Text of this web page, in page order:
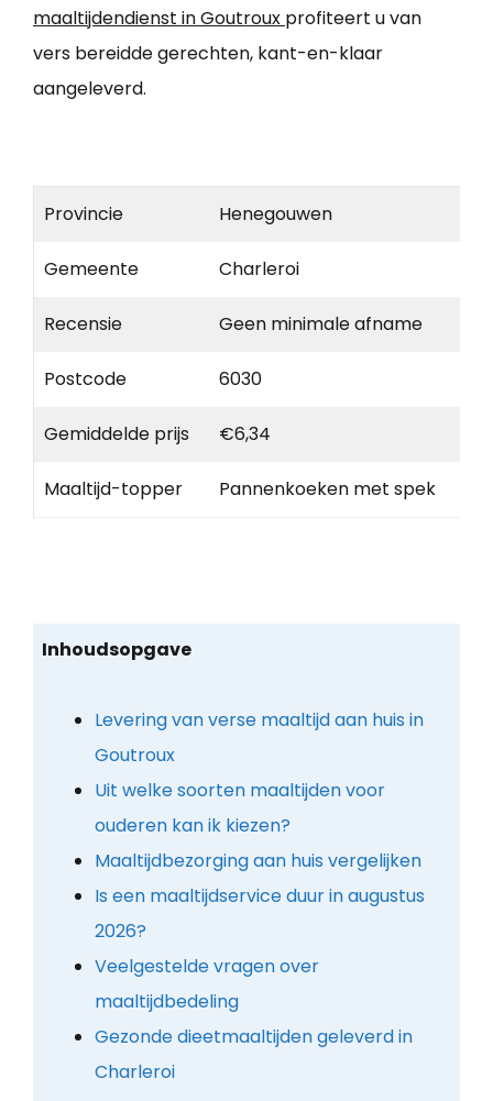
maaltijdendienst in Goutroux profiteert u van
vers bereidde gerechten, kant-en-klaar
aangeleverd.
Provincie Henegouwen
Gemeente Charleroi
Recensie Geen minimale afname
Postcode 6030
Gemiddelde prijs €6,34
Maaltijd-topper Pannenkoeken met spek
Inhoudsopgave
Levering van verse maaltijd aan huis in
Goutroux
Uit welke soorten maaltijden voor
ouderen kan ik kiezen?
Maaltijdbezorging aan huis vergelijken
Is een maaltijdservice duur in augustus
2026?
Veelgestelde vragen over
maaltijdbedeling
Gezonde dieetmaaltijden geleverd in
Charleroi